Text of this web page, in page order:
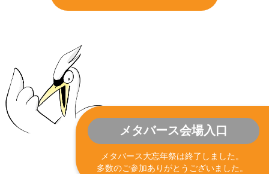
メタバース会場入口
メタバース大忘年祭は終了しました。
多数のご参加ありがとうございました。